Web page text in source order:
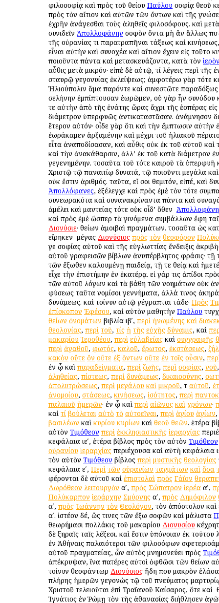
φιλοσοφίᾳ καὶ πρὸς τοῦ θείου Παύλου σοφίᾳ θεοῦ
πρὸς τὸν αἴτιον καὶ αὐτῶν τῶν ὄντων καὶ τῆς
ἐχρῆν ἀνάγεσθαι τοὺς ἀληθεῖς φιλοσόφους. καὶ
συνιδεῖν Ἀπολλοφάνην σοφὸν ὄντα μὴ ἂν ἄλλως
τῆς οὐρανίας τι παρατραπῆναι τάξεως καὶ
εἶναι αὐτὴν καὶ συνοχέα καὶ αἴτιον ἔχειν εἰς τοῦτο
ποιοῦντα πάντα καὶ μετασκευάζοντα, κατὰ τὸν
αὖθις μετὰ μικρόν· εἰπὲ δὲ αὐτῷ, τί λέγεις περὶ τῆς
σταυρῷ γεγονυίας ἐκλείψεως; ἀμφοτέρω γὰρ τότε
Ἡλιούπολιν ἅμα παρόντε καὶ συνεστῶτε
σελήνην ἐμπίπτουσαν ἑωρῶμεν, οὐ γὰρ ἦν συνόδου
τε αὐτὴν ἀπὸ τῆς ἐνάτης ὥρας ἄχρι τῆς ἑσπέρας
διάμετρον ὑπερφυῶς ἀντικαταστᾶσαν. ἀνάμνησον
ἕτερον αὐτόν· οἶδε γὰρ ὅτι καὶ τὴν ἔμπτωσιν αὐτὴν
ἑωράκαμεν ἀρξαμένην καὶ μέχρι τοῦ ἡλιακοῦ
εἶτα ἀναποδίσασαν, καὶ αὖθις οὐκ ἐκ τοῦ αὐτοῦ καὶ
καὶ τὴν ἀνακάθαρσιν, ἀλλ’ ἐκ τοῦ κατὰ διάμετρον
γεγενημένην. τοσαῦτα τοῦ τότε καιροῦ τὰ ὑπερφυῆ
Χριστῷ τῷ παναιτίῳ δυνατά, τῷ ποιοῦντι μεγάλα
οὐκ ἔστιν ἀριθμός. ταῦτα, εἴ σοι θεμιτόν, εἰπέ, καὶ
Ἀπολλόφανες, ἐξέλεγχε καὶ πρὸς ἐμὲ τὸν τότε
συνεωρακότα καὶ συνανακρίναντα πάντα καὶ
ἀμέλει καὶ μαντείας τότε οὐκ οἶδ’ ὅθεν ὁ
καὶ πρὸς ἐμὲ ὥσπερ τὰ γινόμενα συμβάλλων ἔφη
Διονύσιε· θείων ἀμοιβαὶ πραγμάτων. τοσαῦτα ὡς
εἴρηκεν ὁ μέγας Διονύσιος πρὸς τὸν θεοφόρον
γε σοφίας αὐτοῦ καὶ τῆς εὐγλωττίας ἔνδειξις
αὐτοῦ γραφεισῶν βίβλων ἀνυπέρβλητος φράσις· τῇ
τῶν ἔξωθεν καλουμένῃ παιδείᾳ, τῇ τε θείᾳ καὶ
εἶχε τὴν ἐπιστήμην ἐν ἑκατέρᾳ. εἰ γάρ τις ἀπίδοι
τῶν αὐτοῦ λόγων καὶ τὰ βάθη τῶν νοημάτων οὐκ
φύσεως ταῦτα νομίσοι γεννήματα, ἀλλά τινος
δυνάμεως. καὶ τοίνυν αὐτῷ γέγραπται τάδε· Πρὸς
ἐπίσκοπον Ἐφέσου, καὶ αὐτὸν μαθητὴν Παύλου
θείων ὀνομάτων βιβλία ιβʹ, περὶ ἡνωμένης καὶ
θεολογίας, περὶ τοῦ, τίς ἡ τῆς εὐχῆς δύναμις, καὶ
μακαρίου Ἱεροθέου, περὶ εὐλαβείας καὶ συγγραφῆς
περὶ ἀγαθοῦ, φωτός, καλοῦ, ἔρωτος, ἐκστάσεως,
κακὸν οὔτε ὂν οὔτε ἐξ ὄντων οὔτε ἐν τοῖς οὖσιν,
ἐν ᾧ καὶ παραδείγματα, περὶ ζωῆς, περὶ σοφίας,νοῦ
ἀληθείας, πίστεως, περὶ δυνάμεως, δικαιοσύνης,
ἀπολυτρώσεως, περὶ μεγάλου καὶ μικροῦ, τ αὐτοῦ,
ἀνομοίου, στάσεως, κινήσεως, ἰσότητος, περὶ
παλαιοῦ ἡμερῶν· ἐν ᾧ καὶ περὶ αἰῶνος καὶ χρόνων·
καὶ τί βούλεται αὐτὸ τὸ αὐτοεῖναι, περὶ ἁγίου ἁγίων,
βασιλέων καὶ κυρίου κυρίων καὶ θεοῦ θεῶν. ἑτέρα
αὐτὸν Τιμόθεον περὶ ἐκκλησιαστικῆς ἱεραρχίας
κεφάλαια ιεʹ, ἑτέρα βίβλος πρὸς τὸν αὐτὸν Τιμόθεον
οὐρανίου ἱεραρχίας περιέχουσα καὶ αὐτὴ κεφάλαια
τὸν αὐτὸν Τιμόθεον βίβλος περὶ μυστικῆς θεολογίας
κεφάλαια εʹ, Περὶ τῶν οὐρανίων ταγμάτων καὶ ὅσα
φέρονται δὲ αὐτοῦ καὶ ἐπιστολαὶ πρὸς Γάϊον
Δωρόθεον λειτουργὸν αʹ, πρὸς Σώπατρον ἱερέα αʹ,
Πολύκαρπον ἱεράρχην Σμύρνης αʹ, πρὸς Δημόφιλον
αʹ, πρὸς Ἰωάννην τὸν Θεολόγον, τὸν ἀπόστολον καὶ
αʹ. ἰστέον δέ, ὥς τινες τῶν ἔξω σοφῶν καὶ μάλιστα
θεωρήμασι πολλάκις τοῦ μακαρίου Διονυσίου
δὲ ξηραῖς ταῖς λέξεσι. καὶ ἔστιν ὑπόνοιαν ἐκ τούτου
ἐν Ἀθήναις παλαιότεροι τῶν φιλοσόφων
αὐτοῦ πραγματείας, ὧν αὐτὸς μνημονεύει πρὸς
ἀπέκρυψαν, ἵνα πατέρες αὐτοὶ ὀφθῶσι τῶν θείων
τοίνυν θεοφάντωρ Διονύσιος ἤδη που μακρὸν
πλήρης ἡμερῶν γεγονὼς τῷ τοῦ πνεύματος
Χριστοῦ τελειοῦται ἐπὶ Τραϊανοῦ Καίσαρος, ὅτε καὶ
Ἰγνάτιος ἐν Ῥώμῃ τὸν τῆς ἀθανασίας διήθλησεν